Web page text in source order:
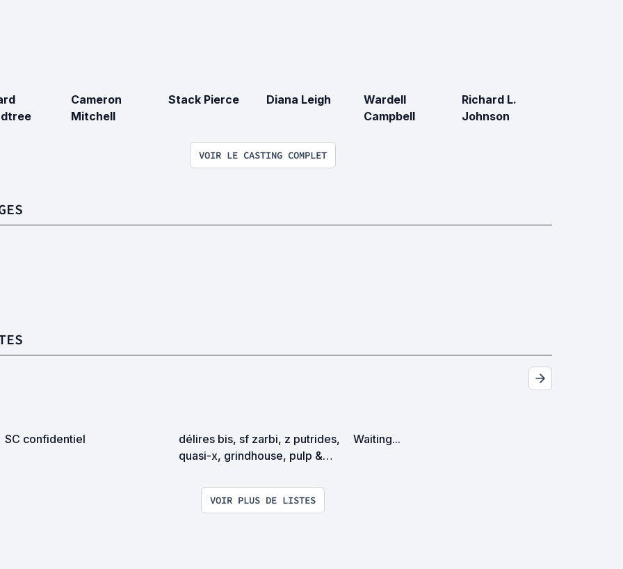
Cameron
Mitchell
Stack Pierce Diana Leigh
Wardell
Campbell
Richard L.
Johnson
VOIR LE CASTING COMPLET
SC confidentiel
délires bis, sf zarbi, z putrides,
quasi-x, grindhouse, pulp &
Waiting...
VOIR PLUS DE LISTES